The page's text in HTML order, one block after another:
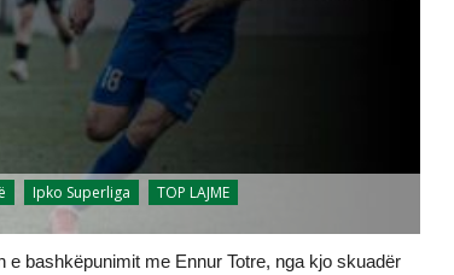
Ipko Superliga TOP LAJME
bashkëpunimit me Ennur Totre, nga kjo skuadër